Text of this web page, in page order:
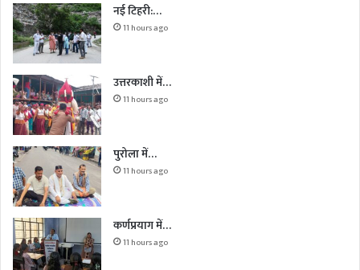
नई टिहरी:…
11 hours ago
उत्तरकाशी में…
11 hours ago
पुरोला में…
11 hours ago
कर्णप्रयाग में…
11 hours ago